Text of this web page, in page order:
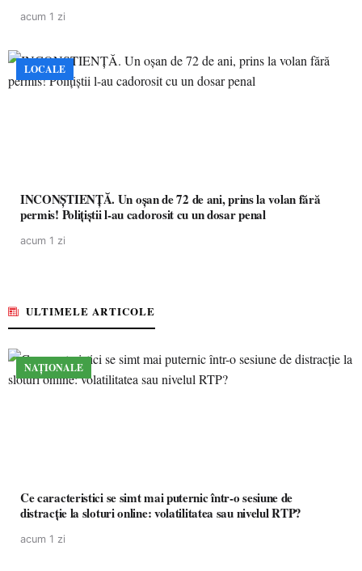
acum 1 zi
LOCALE
INCONȘTIENȚĂ. Un oșan de 72 de ani, prins la volan fără
permis! Polițiștii l-au cadorosit cu un dosar penal
acum 1 zi
ULTIMELE ARTICOLE
NAȚIONALE
Ce caracteristici se simt mai puternic într-o sesiune de
distracție la sloturi online: volatilitatea sau nivelul RTP?
acum 1 zi